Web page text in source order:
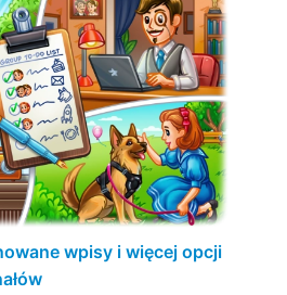
wpisy i więcej opcji